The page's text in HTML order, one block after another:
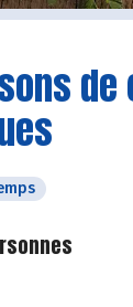
de